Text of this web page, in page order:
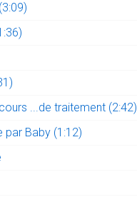
...de traitement (2:42)
par Baby (1:12)